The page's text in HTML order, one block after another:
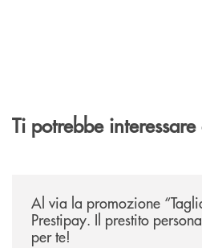
Ti potrebbe
Al via la promozione
Prestipay. Il prestito
per te!